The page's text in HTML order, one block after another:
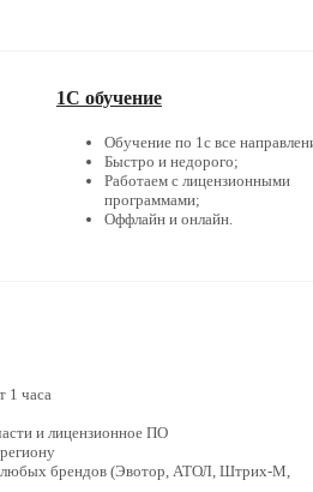
1С обучение
Обучение по 1с все
Быстро и недорого;
Работаем с лицензионными
программами;
Оффлайн и онлайн.
1 часа
и лицензионное ПО
брендов (Эвотор, АТОЛ, Штрих-М,